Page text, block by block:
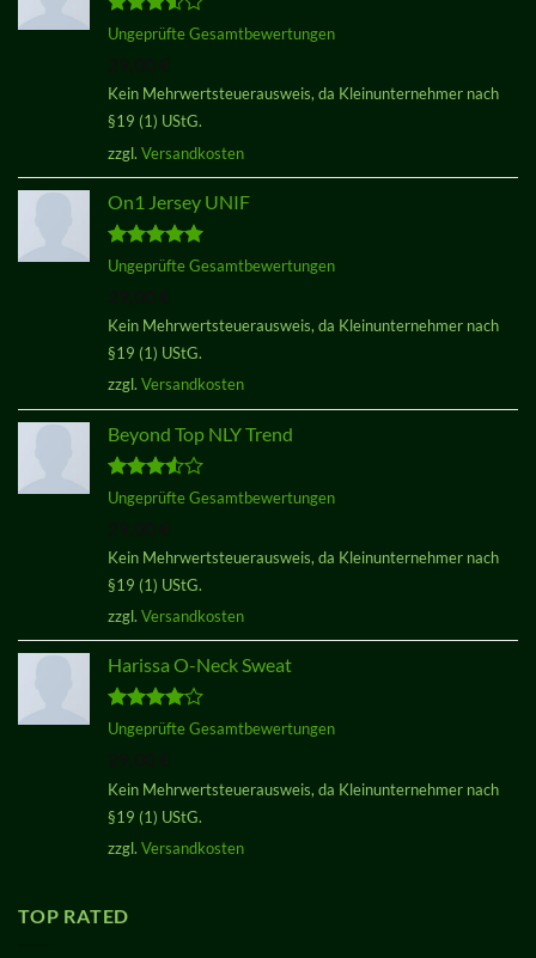
Bewertet
Ungeprüfte Gesamtbewertungen
Kein Mehrwertsteuerausweis, da Kleinunternehmer nach
§19 (1) UStG.
zzgl. Versandkosten
On1 Jersey UNIF
Bewertet
Ungeprüfte Gesamtbewertungen
Kein Mehrwertsteuerausweis, da Kleinunternehmer nach
§19 (1) UStG.
zzgl. Versandkosten
Beyond Top NLY Trend
Bewertet
mit 3.50
Ungeprüfte Gesamtbewertungen
Kein Mehrwertsteuerausweis, da Kleinunternehmer nach
§19 (1) UStG.
zzgl. Versandkosten
Harissa O-Neck Sweat
Bewertet
Ungeprüfte Gesamtbewertungen
Kein Mehrwertsteuerausweis, da Kleinunternehmer nach
§19 (1) UStG.
zzgl. Versandkosten
TOP RATED